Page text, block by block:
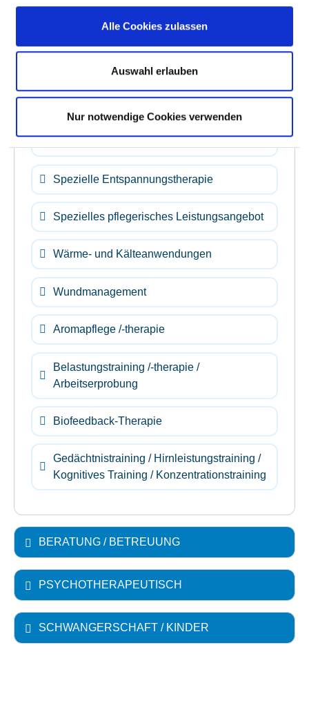
Alle Cookies zulassen
Auswahl erlauben
Nur notwendige Cookies verwenden
Einzel- und/oder Gruppentherapie
Präventive Leistungsangebote /
Präventionskurse
Rückenschule / Haltungsschulung /
Wirbelsäulengymnastik
Spezielle Entspannungstherapie
Spezielles pflegerisches Leistungsangebot
Wärme- und Kälteanwendungen
Wundmanagement
Aromapflege /-therapie
Belastungstraining /-therapie /
Arbeitserprobung
Biofeedback-Therapie
Gedächtnistraining / Hirnleistungstraining /
Kognitives Training / Konzentrationstraining
BERATUNG / BETREUUNG
PSYCHOTHERAPEUTISCH
SCHWANGERSCHAFT / KINDER